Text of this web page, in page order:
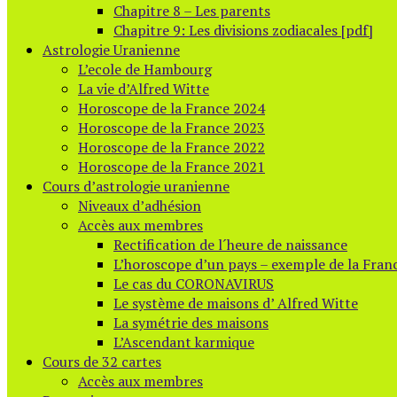
Chapitre 8 – Les parents
Chapitre 9: Les divisions zodiacales [pdf]
Astrologie Uranienne
L’ecole de Hambourg
La vie d’Alfred Witte
Horoscope de la France 2024
Horoscope de la France 2023
Horoscope de la France 2022
Horoscope de la France 2021
Cours d’astrologie uranienne
Niveaux d’adhésion
Accès aux membres
Rectification de l´heure de naissance
L’horoscope d’un pays – exemple de la
Le cas du CORONAVIRUS
Le système de maisons d’ Alfred Witte
La symétrie des maisons
L’Ascendant karmique
Cours de 32 cartes
Accès aux membres